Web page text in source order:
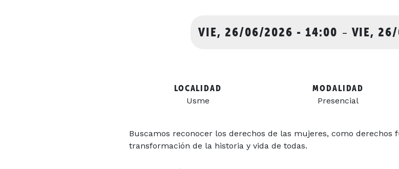
VIE, 26/06/2026 - 14:00 - VIE,
LOCALIDAD
Usme
MODALIDAD
Presencial
Buscamos reconocer los derechos de las mujeres, como
transformación de la historia y vida de todas.